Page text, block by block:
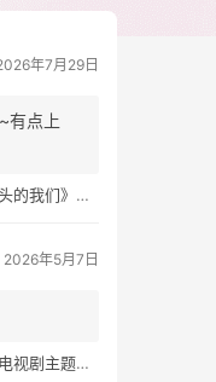
年7月29日
有点上
琴谱免费获取
2026年5月7日
剧主题曲）